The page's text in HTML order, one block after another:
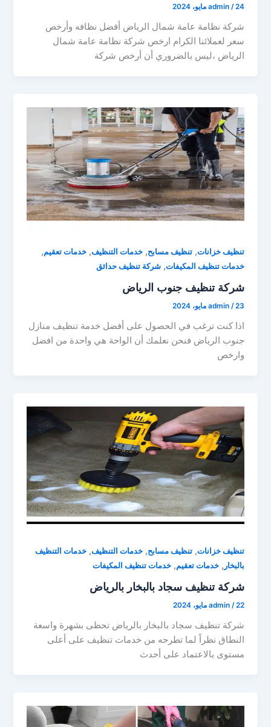
admin /24 مايو، 2024
شركة نظامة عامة شمال الرياض أفضل نظافه وأرخص
سعر لعملائنا الكرام ارخص شركة نظامة عامة شمال
الرياض ،ليس بالضروري أن أرخص شركة
تنظيف خزانات,تنظيف مسابح,خدمات التنظيف,خدمات تعقيم,
خدمات تنظيف المكيفات,شركة تنظيف حدائق
شركة تنظيف جنوب الرياض
admin /23 مايو، 2024
اذا كنت ترغب في الحصول على أفضل خدمة تنظيف منازل
جنوب الرياض فنحن نعلمك أن الواحة هي واحدة من افضل
وارخص
تنظيف خزانات,تنظيف مسابح,خدمات التنظيف,خدمات التنظيف
بالبخار ,خدمات تعقيم,خدمات تنظيف المكيفات
شركة تنظيف سجاد بالبخار بالرياض
admin /22 مايو، 2024
شركة تنظيف سجاد بالبخار بالرياض تحظى بشهرة واسعة
النطاق نظراً لما تطرحه من خدمات تنظيف على أعلى
مستوى بالاعتماد على أحدث